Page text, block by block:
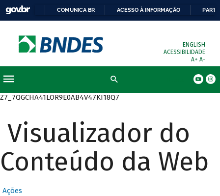
COMUNICA BR ACESSO À INFORMAÇÃO
ENGLISH
ACESSIBILIDADE
A+ A-
Z7_7QGCHA41LOR9E0AB4V47KI18Q7
Visualizador do
Conteúdo da Web
Ações